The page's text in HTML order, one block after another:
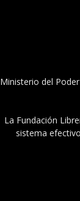
Ministerio del
La Fundación
sistema